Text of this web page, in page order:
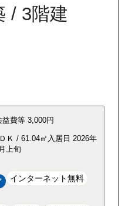
/ 3階建
益費等 3,000円
Ｋ / 61.04㎡ 入居日 2026年
上旬
インターネット無料